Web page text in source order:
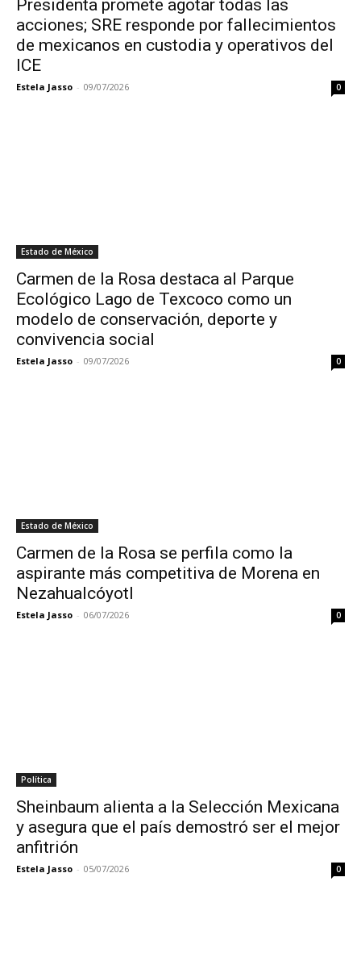
Presidenta promete agotar todas las
acciones; SRE responde por fallecimientos
de mexicanos en custodia y operativos del
ICE
Estela Jasso - 09/07/2026 0
Estado de México
Carmen de la Rosa destaca al Parque
Ecológico Lago de Texcoco como un
modelo de conservación, deporte y
convivencia social
Estela Jasso - 09/07/2026 0
Estado de México
Carmen de la Rosa se perfila como la
aspirante más competitiva de Morena en
Nezahualcóyotl
Estela Jasso - 06/07/2026 0
Política
Sheinbaum alienta a la Selección Mexicana
y asegura que el país demostró ser el mejor
anfitrión
Estela Jasso - 05/07/2026 0